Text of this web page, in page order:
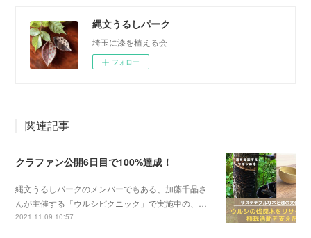
縄文うるしパーク
埼玉に漆を植える会
フォロー
関連記事
クラファン公開6日目で100%達成！
縄文うるしパークのメンバーでもある、加藤千晶さ
んが主催する「ウルシピクニック」で実施中の、…
2021.11.09 10:57